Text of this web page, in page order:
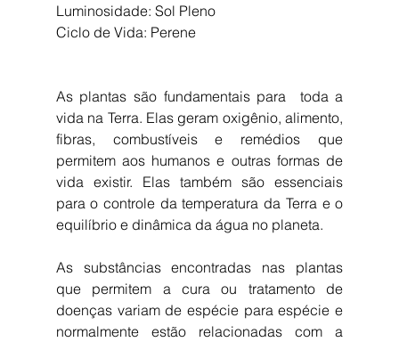
Luminosidade: Sol Pleno
Ciclo de Vida: Perene
As plantas são fundamentais para  toda a
vida na Terra. Elas geram oxigênio, alimento,
fibras, combustíveis e remédios que
permitem aos humanos e outras formas de
vida existir. Elas também são essenciais
para o controle da temperatura da Terra e o
equilíbrio e dinâmica da água no planeta.
As substâncias encontradas nas plantas
que permitem a cura ou tratamento de
doenças variam de espécie para espécie e
normalmente estão relacionadas com a